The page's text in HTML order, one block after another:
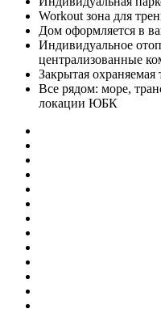
Workout зона для
Дом оформляется в
Индивидуальное
централизованные
Закрытая охраняемая
Все рядом: море,
локации ЮБК